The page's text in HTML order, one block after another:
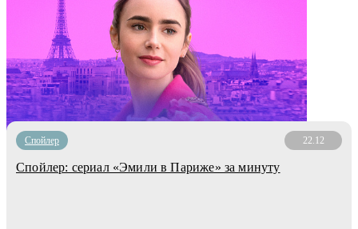
Cпойлер 22.12
Спойлер: сериал «Эмили в Париже» за минуту